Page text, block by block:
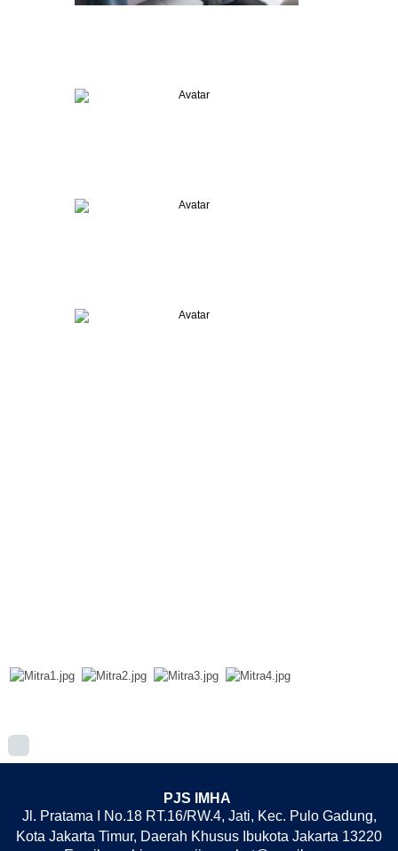
PJS IMHA
Jl. Pratama I No.18 RT.16/RW.4, Jati, Kec. Pulo Gadung,
Kota Jakarta Timur, Daerah Khusus Ibukota Jakarta 13220